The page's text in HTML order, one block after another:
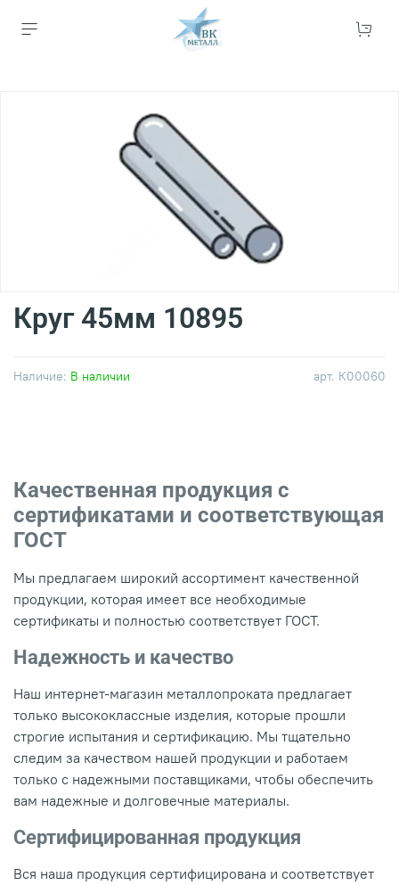
арт. К00060
Наличие: В наличии
Круг 45мм 10895
Качественная продукция с
сертификатами и соответствующая
ГОСТ
Мы предлагаем широкий ассортимент качественной
продукции, которая имеет все необходимые
сертификаты и полностью соответствует ГОСТ.
Надежность и качество
Наш интернет-магазин металлопроката предлагает
только высококлассные изделия, которые прошли
строгие испытания и сертификацию. Мы тщательно
следим за качеством нашей продукции и работаем
только с надежными поставщиками, чтобы обеспечить
вам надежные и долговечные материалы.
Сертифицированная продукция
Вся наша продукция сертифицирована и соответствует